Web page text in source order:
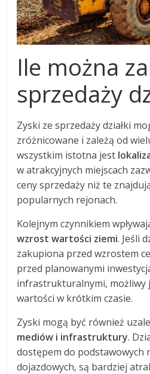
Ile można
sprzedaży
Zyski ze sprzedaży działki
zróżnicowane i zależą od
wszystkim istotna jest
w atrakcyjnych miejscach
ceny sprzedaży niż te
popularnych rejonach.
Kolejnym czynnikiem
wzrost wartości ziemi. Jeśli
zakupiona przed wzrostem
przed planowanymi
infrastrukturalnymi, możliwy
wartości w krótkim czasie.
Zyski mogą być również
mediów i infrastruktury.
dostępem do podstawowych
dojazdowych, są bardziej